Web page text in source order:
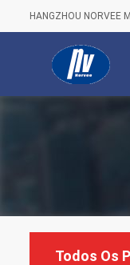
HANGZHOU NORVEE
Todos Os